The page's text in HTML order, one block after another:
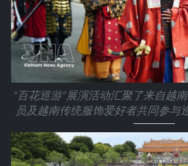
“百花巡游”展演活动汇聚了来自越
员及越南传统服饰爱好者共同参与